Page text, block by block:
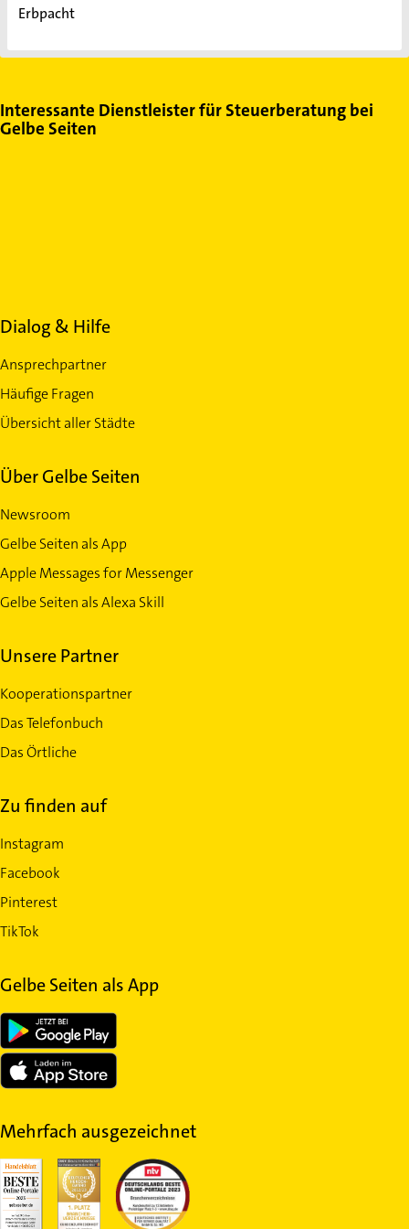
Erbpacht
Interessante Dienstleister für Steuerberatung bei
Gelbe Seiten
Dialog & Hilfe
Ansprechpartner
Häufige Fragen
Übersicht aller Städte
Über Gelbe Seiten
Newsroom
Gelbe Seiten als App
Apple Messages for Messenger
Gelbe Seiten als Alexa Skill
Unsere Partner
Kooperationspartner
Das Telefonbuch
Das Örtliche
Zu finden auf
Instagram
Facebook
Pinterest
TikTok
Gelbe Seiten als App
Mehrfach ausgezeichnet